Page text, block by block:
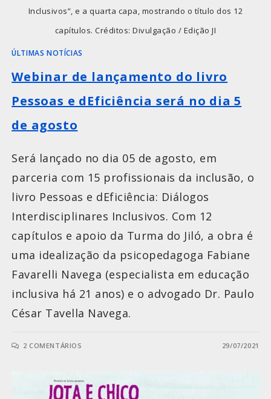
Inclusivos”, e a quarta capa, mostrando o título dos 12
capítulos. Créditos: Divulgação / Edição JI
ÚLTIMAS NOTÍCIAS
Webinar de lançamento do livro
Pessoas e dEficiência será no dia 5
de agosto
Será lançado no dia 05 de agosto, em
parceria com 15 profissionais da inclusão, o
livro Pessoas e dEficiência: Diálogos
Interdisciplinares Inclusivos. Com 12
capítulos e apoio da Turma do Jiló, a obra é
uma idealização da psicopedagoga Fabiane
Favarelli Navega (especialista em educação
inclusiva há 21 anos) e o advogado Dr. Paulo
César Tavella Navega.
2 COMENTÁRIOS 29/07/2021